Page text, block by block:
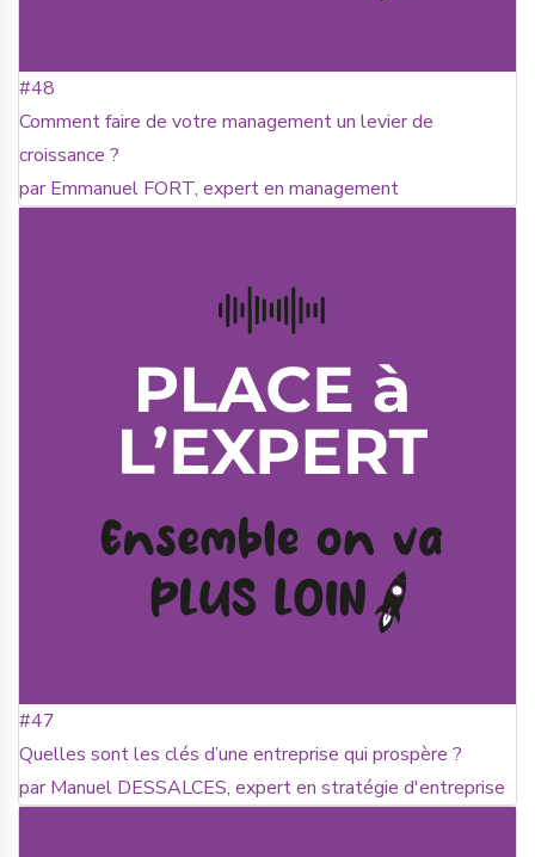
#48
Comment faire de votre management un levier de
croissance ?
par Emmanuel FORT, expert en management
#47
Quelles sont les clés d’une entreprise qui prospère ?
par Manuel DESSALCES, expert en stratégie d'entreprise